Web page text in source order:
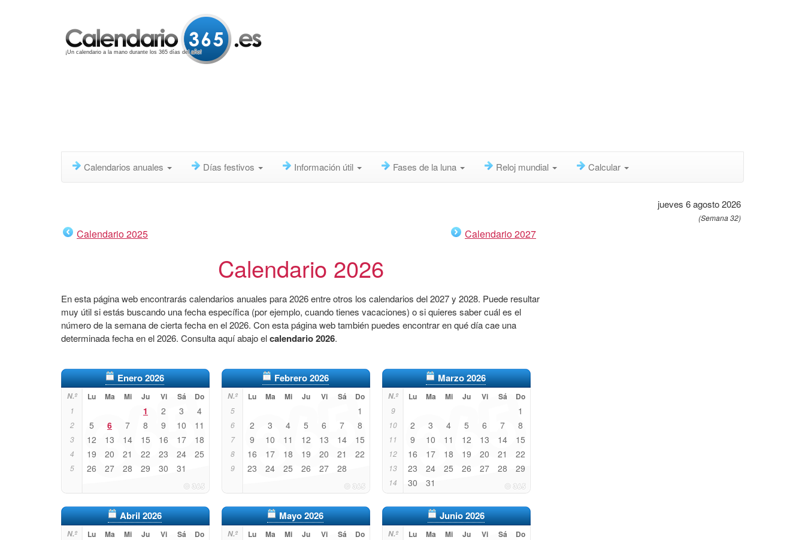
¡Un calendario a la mano durante los 365 días del año!
Calendarios anuales Días festivos Información útil Fases de la luna Reloj mundial Calcular
jueves 6 agosto 2026
(Semana 32)
Calendario 2025 Calendario 2027
Calendario 2026
En esta página web encontrarás calendarios anuales para 2026 entre otros los calendarios del 2027 y 2028. Puede resultar
muy útil si estás buscando una fecha específica (por ejemplo, cuando tienes vacaciones) o si quieres saber cuál es el
número de la semana de cierta fecha en el 2026. Con esta página web también puedes encontrar en qué día cae una
determinada fecha en el 2026. Consulta aquí abajo elcalendario 2026.
Enero 2026
N.º Lu Ma Mi Ju Vi Sá Do
1 1 2 3 4
2 5 6 7 8 9 10 11
3 12 13 14 15 16 17 18
4 19 20 21 22 23 24 25
5 26 27 28 29 30 31
Febrero 2026
N.º Lu Ma Mi Ju Vi Sá Do
5 1
6 2 3 4 5 6 7 8
7 9 10 11 12 13 14 15
8 16 17 18 19 20 21 22
9 23 24 25 26 27 28
Marzo 2026
N.º Lu Ma Mi Ju Vi Sá Do
9 1
10 2 3 4 5 6 7 8
11 9 10 11 12 13 14 15
12 16 17 18 19 20 21 22
13 23 24 25 26 27 28 29
14 30 31
Abril 2026
N.º Lu Ma Mi Ju Vi Sá Do
Mayo 2026
N.º Lu Ma Mi Ju Vi Sá Do
Junio 2026
N.º Lu Ma Mi Ju Vi Sá Do